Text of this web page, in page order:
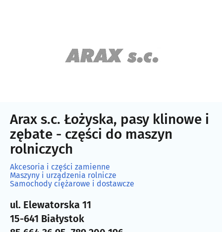
Arax s.c. Łożyska, pasy klinowe i
zębate - części do maszyn
rolniczych
Akcesoria i części zamienne
Maszyny i urządzenia rolnicze
Samochody ciężarowe i dostawcze
ul. Elewatorska 11
15-641 Białystok